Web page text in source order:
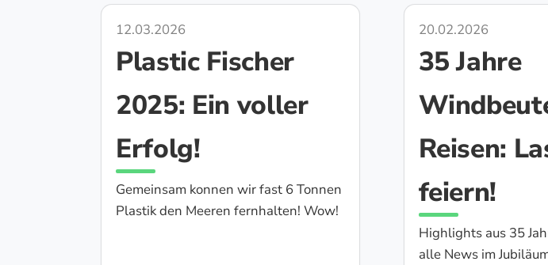
12.03.2026
Plastic Fischer
2025: Ein voller
Erfolg!
Gemeinsam konnen wir fast 6 Tonnen
Plastik den Meeren fernhalten! Wow!
20.02.2026
35 Jahre
Reisen:
feiern!
Highlights aus 35
alle News im